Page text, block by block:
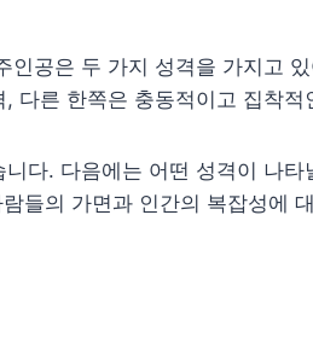
공은 두 가지 성격을 가지고
다른 한쪽은 충동적이고 집착적
다. 다음에는 어떤 성격이 나타
들의 가면과 인간의 복잡성에